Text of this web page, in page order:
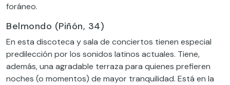
foráneo.
Belmondo (Piñón, 34)
En esta discoteca y sala de conciertos tienen especial
predilección por los sonidos latinos actuales. Tiene,
además, una agradable terraza para quienes prefieren
noches (o momentos) de mayor tranquilidad. Está en la